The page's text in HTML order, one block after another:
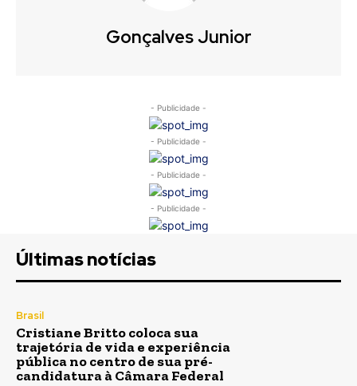
Gonçalves Junior
- Publicidade -
- Publicidade -
- Publicidade -
- Publicidade -
Últimas notícias
Brasil
Cristiane Britto coloca sua
trajetória de vida e experiência
pública no centro de sua pré-
candidatura à Câmara Federal